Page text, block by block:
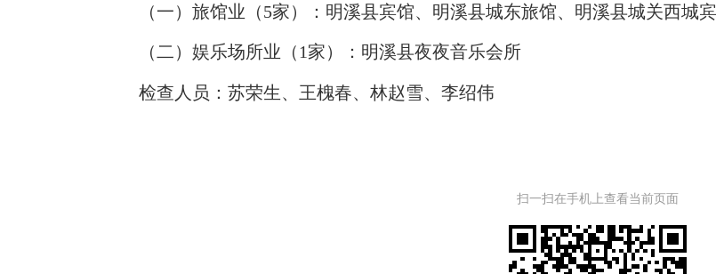
（一）旅馆业（5家）：明溪县宾馆、明溪县城东旅馆、明溪县城关西城
（二）娱乐场所业（1家）：明溪县夜夜音乐会所
检查人员：苏荣生、王槐春、林赵雪、李绍伟
扫一扫在手机上查看当前页面